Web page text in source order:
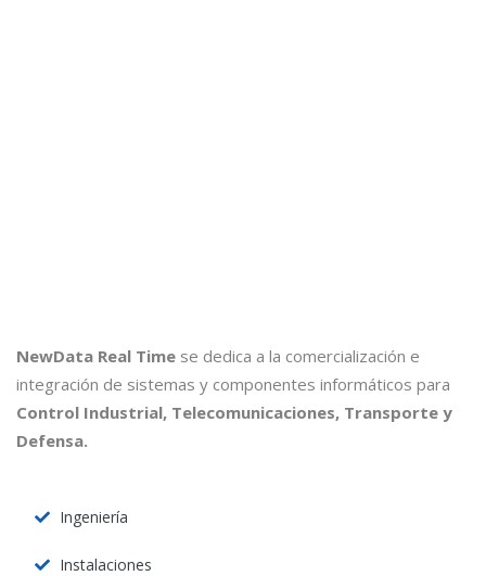
NewData Real Time se dedica a la comercialización e
integración de sistemas y componentes informáticos para
Control Industrial, Telecomunicaciones, Transporte y
Defensa.
Ingeniería
Instalaciones